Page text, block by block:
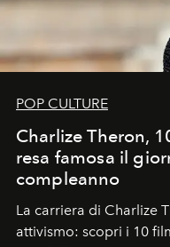
POP CULTURE
Charlize Theron,
resa famosa il
compleanno
La carriera di Charlize
attivismo: scopri i 10